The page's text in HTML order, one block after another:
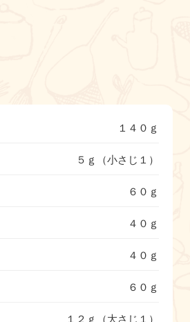
１４０ｇ
５ｇ（小さじ１）
６０ｇ
４０ｇ
４０ｇ
６０ｇ
１２ｇ（大さじ１）